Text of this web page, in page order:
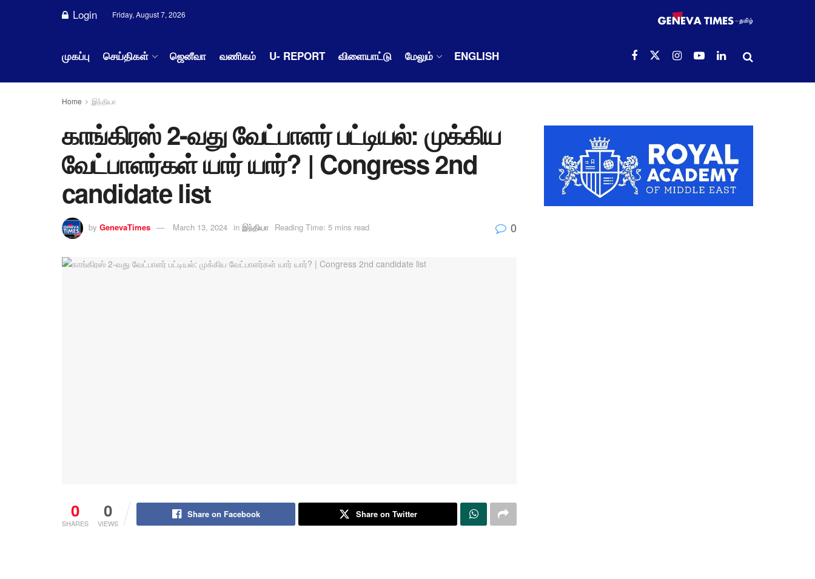
Login Friday, August 7, 2026
முகப்பு செய்திகள் ஜெனீவா வணிகம் U- REPORT விளையாட்டு மேலும் ENGLISH
Home இந்தியா
காங்கிரஸ் 2-வது வேட்பாளர் பட்டியல்: முக்கிய
வேட்பாளர்கள் யார் யார்? | Congress 2nd
candidate list
by GenevaTimes March 13, 2024 in இந்தியா Reading Time: 5 mins read 0
0
SHARES
0
VIEWS
Share on Facebook Share on Twitter